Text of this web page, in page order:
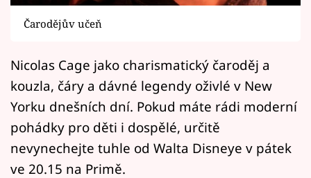
Filmový festival Karlovy Vary
Mámy sobě
Přihlášení
Sledujte nás
Čarodějův učeň
Nicolas Cage jako charismatický čaroděj a
kouzla, čáry a dávné legendy oživlé v New
Yorku dnešních dní. Pokud máte rádi moderní
pohádky pro děti i dospělé, určitě
nevynechejte tuhle od Walta Disneye v pátek
ve 20.15 na Primě.